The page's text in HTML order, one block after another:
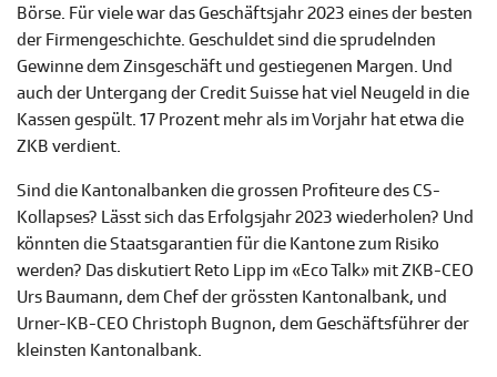
Börse. Für viele war das Geschäftsjahr 2023 eines der besten
der Firmengeschichte. Geschuldet sind die sprudelnden
Gewinne dem Zinsgeschäft und gestiegenen Margen. Und
auch der Untergang der Credit Suisse hat viel Neugeld in die
Kassen gespült. 17 Prozent mehr als im Vorjahr hat etwa die
ZKB verdient.
Sind die Kantonalbanken die grossen Profiteure des CS-
Kollapses? Lässt sich das Erfolgsjahr 2023 wiederholen? Und
könnten die Staatsgarantien für die Kantone zum Risiko
werden? Das diskutiert Reto Lipp im «Eco Talk» mit ZKB-CEO
Urs Baumann, dem Chef der grössten Kantonalbank, und
Urner-KB-CEO Christoph Bugnon, dem Geschäftsführer der
kleinsten Kantonalbank.